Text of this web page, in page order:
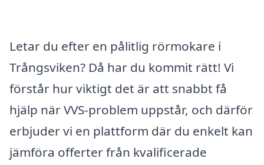
Letar du efter en pålitlig rörmokare i
Trångsviken? Då har du kommit rätt! Vi
förstår hur viktigt det är att snabbt få
hjälp när VVS-problem uppstår, och därför
erbjuder vi en plattform där du enkelt kan
jämföra offerter från kvalificerade